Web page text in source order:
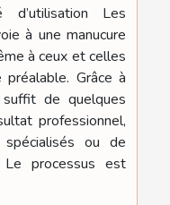
d’utilisation Les
à une manucure
à ceux et celles
préalable. Grâce à
de quelques
professionnel,
ou de
Le processus est